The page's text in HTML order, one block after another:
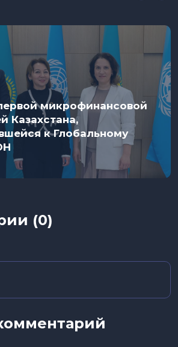
микрофинансовой
Казахстана,
к Глобальному
(0)